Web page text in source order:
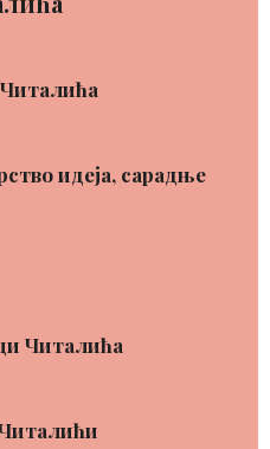
идеја, сарадње
Читалића